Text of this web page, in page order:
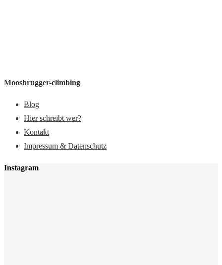
Moosbrugger-climbing
Blog
Hier schreibt wer?
Kontakt
Impressum & Datenschutz
Instagram